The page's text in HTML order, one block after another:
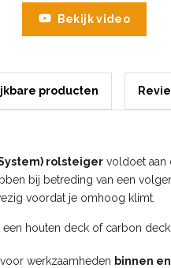
Bekijk video
producten
rolsteiger voldoet aan
bij betreding van een
voordat je omhoog klimt.
houten deck of carbon
werkzaamheden binnen